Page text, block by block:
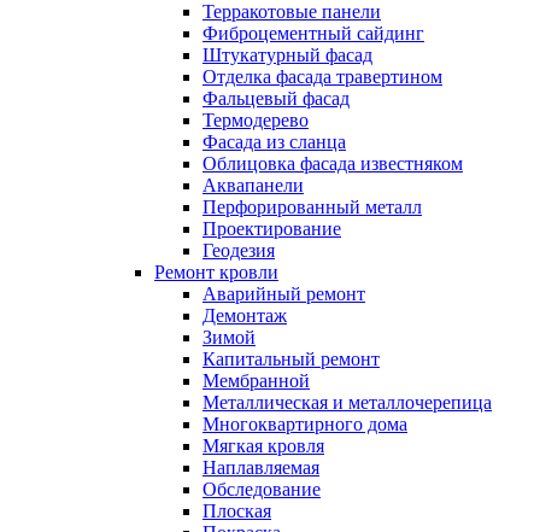
Терракотовые панели
Фиброцементный сайдинг
Штукатурный фасад
Отделка фасада травертином
Фальцевый фасад
Термодерево
Фасада из сланца
Облицовка фасада известняком
Аквапанели
Перфорированный металл
Проектирование
Геодезия
Ремонт кровли
Аварийный ремонт
Демонтаж
Зимой
Капитальный ремонт
Мембранной
Металлическая и металлочерепица
Многоквартирного дома
Мягкая кровля
Наплавляемая
Обследование
Плоская